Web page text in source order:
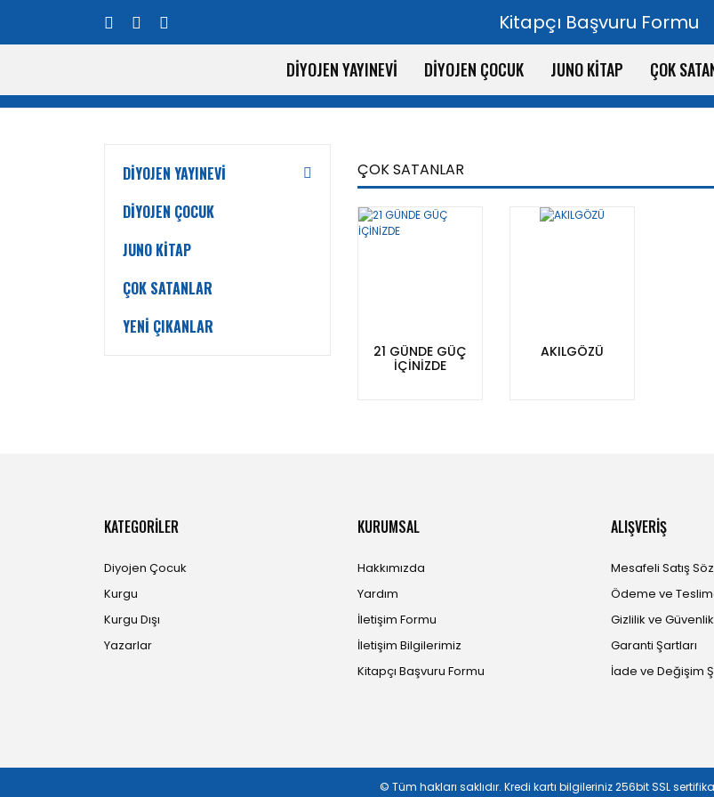
Kitapçı Başvuru Formu
DİYOJEN YAYINEVİ DİYOJEN ÇOCUK JUNO KİTAP ÇOK
DİYOJEN YAYINEVİ
DİYOJEN ÇOCUK
JUNO KİTAP
ÇOK SATANLAR
YENİ ÇIKANLAR
ÇOK SATANLAR
21 GÜNDE GÜÇ
İÇİNİZDE
AKILGÖZÜ
KATEGORİLER
Diyojen Çocuk
Kurgu
Kurgu Dışı
Yazarlar
KURUMSAL
Hakkımızda
Yardım
İletişim Formu
İletişim Bilgilerimiz
Kitapçı Başvuru Formu
ALIŞVERİŞ
Mesafeli Satış
Ödeme ve
Gizlilik ve Güvenlik
Garanti Şartları
İade ve Değişim
© Tüm hakları saklıdır. Kredi kartı bilgileriniz 256bit SSL